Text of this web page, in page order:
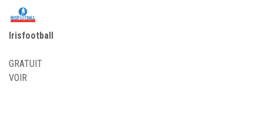
Irisfootball
GRATUIT
VOIR